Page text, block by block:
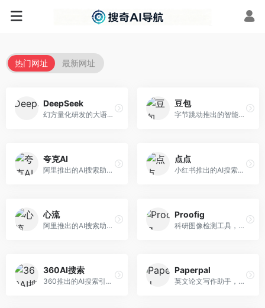
热门网址 最新网址
DeepSeek
幻方量化研发的大语言模型平台，专注于深度推理和代码生成能力。面向开发者、研究人员和技术爱好者，提供强大的逻辑推理和数学计算功能，开源生态完善，API接口友好。
豆包
字节跳动推出的智能对话助手平台，提供文本创作、知识问答、英语学习等多种AI服务。面向普通用户和内容创作者，支持多轮对话和文件解析，免费使用，响应速度快，中文理解能力强。
夸克AI
阿里推出的AI搜索助手，整合搜索与AI功能。面向年轻用户，提供智能搜索、文档处理、学习辅助等服务，与夸克生态深度整合。
点点
小红书推出的AI搜索应用，专注于生活方式内容搜索。面向小红书用户，提供生活攻略、消费决策、内容推荐等服务，生活方式内容丰富。
心流
阿里推出的AI搜索助手，专注于智能信息获取。面向普通用户，提供智能搜索、内容整理、知识问答等服务，与阿里生态深度整合。
Proofig
科研图像检测工具，专注于学术图像完整性验证。面向科研人员，提供图像检测、重复分析、报告生成等服务，学术检测专业。
360AI搜索
360推出的AI搜索引擎，专注于安全智能搜索。面向普通用户，提供智能问答、网页搜索、内容整理等服务，安全防护能力强。
Paperpal
英文论文写作助手，专注于学术英语润色。面向需要发表国际期刊的研究者，提供语法检查、学术表达优化、格式规范等服务，英语表达地道专业。